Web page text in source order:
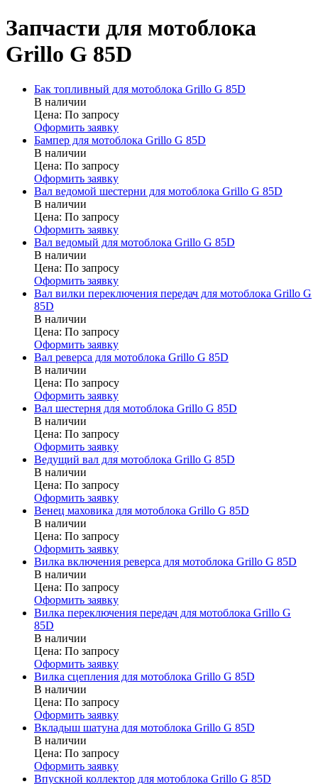
Запчасти для мотоблока
Grillo G 85D
Бак топливный для мотоблока Grillo G 85D
В наличии
Цена: По запросу
Оформить заявку
Бампер для мотоблока Grillo G 85D
В наличии
Цена: По запросу
Оформить заявку
Вал ведомой шестерни для мотоблока Grillo G 85D
В наличии
Цена: По запросу
Оформить заявку
Вал ведомый для мотоблока Grillo G 85D
В наличии
Цена: По запросу
Оформить заявку
Вал вилки переключения передач для мотоблока Grillo G
85D
В наличии
Цена: По запросу
Оформить заявку
Вал реверса для мотоблока Grillo G 85D
В наличии
Цена: По запросу
Оформить заявку
Вал шестерня для мотоблока Grillo G 85D
В наличии
Цена: По запросу
Оформить заявку
Ведущий вал для мотоблока Grillo G 85D
В наличии
Цена: По запросу
Оформить заявку
Венец маховика для мотоблока Grillo G 85D
В наличии
Цена: По запросу
Оформить заявку
Вилка включения реверса для мотоблока Grillo G 85D
В наличии
Цена: По запросу
Оформить заявку
Вилка переключения передач для мотоблока Grillo G
85D
В наличии
Цена: По запросу
Оформить заявку
Вилка сцепления для мотоблока Grillo G 85D
В наличии
Цена: По запросу
Оформить заявку
Вкладыш шатуна для мотоблока Grillo G 85D
В наличии
Цена: По запросу
Оформить заявку
Впускной коллектор для мотоблока Grillo G 85D